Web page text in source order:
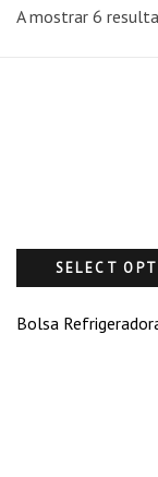
A mostrar 6
SELECT
Bolsa